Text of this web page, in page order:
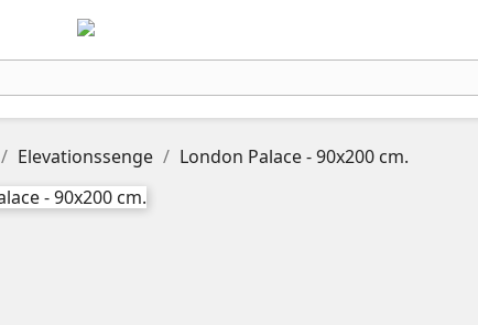
Elevationssenge London Palace - 90x200 cm.